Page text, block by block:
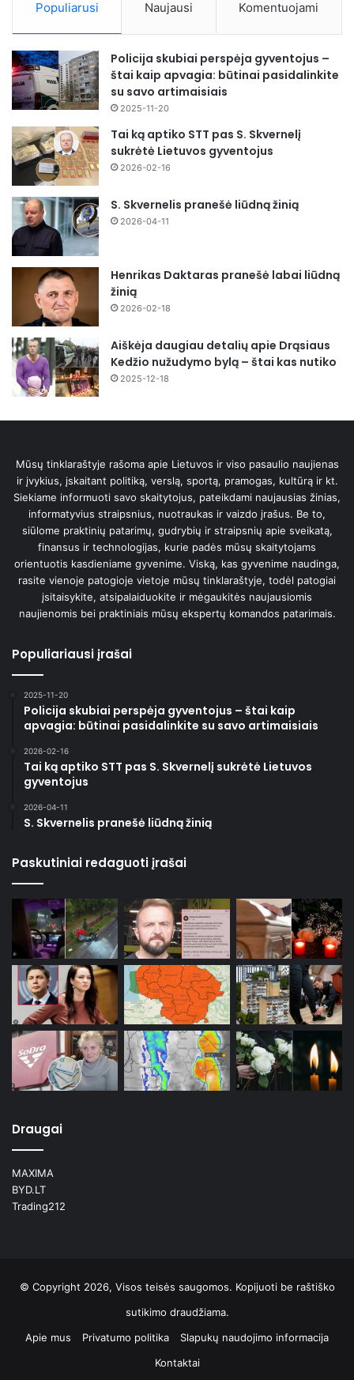
Populiarusi Naujausi Komentuojami
Policija skubiai perspėja gyventojus –
štai kaip apvagia: būtinai pasidalinkite
su savo artimaisiais
2025-11-20
Tai ką aptiko STT pas S. Skvernelį
sukrėtė Lietuvos gyventojus
2026-02-16
S. Skvernelis pranešė liūdną žinią
2026-04-11
Henrikas Daktaras pranešė labai liūdną
žinią
2026-02-18
Aiškėja daugiau detalių apie Drąsiaus
Kedžio nužudymo bylą – štai kas nutiko
2025-12-18
Mūsų tinklaraštyje rašoma apie Lietuvos ir viso pasaulio naujienas
ir įvykius, įskaitant politiką, verslą, sportą, pramogas, kultūrą ir kt.
Siekiame informuoti savo skaitytojus, pateikdami naujausias žinias,
informatyvius straipsnius, nuotraukas ir vaizdo įrašus. Be to,
siūlome praktinių patarimų, gudrybių ir straipsnių apie sveikatą,
finansus ir technologijas, kurie padės mūsų skaitytojams
orientuotis kasdieniame gyvenime. Viską, kas gyvenime naudinga,
rasite vienoje patogioje vietoje mūsų tinklaraštyje, todėl patogiai
įsitaisykite, atsipalaiduokite ir mėgaukitės naujausiomis
naujienomis bei praktiniais mūsų ekspertų komandos patarimais.
Populiariausi įrašai
2025-11-20
Policija skubiai perspėja gyventojus – štai kaip
apvagia: būtinai pasidalinkite su savo artimaisiais
2026-02-16
Tai ką aptiko STT pas S. Skvernelį sukrėtė Lietuvos
gyventojus
2026-04-11
S. Skvernelis pranešė liūdną žinią
Paskutiniai redaguoti įrašai
Draugai
MAXIMA
BYD.LT
Trading212
© Copyright 2026, Visos teisės saugomos. Kopijuoti be raštiško
sutikimo draudžiama.
Apie mus
Privatumo politika
Slapukų naudojimo informacija
Kontaktai